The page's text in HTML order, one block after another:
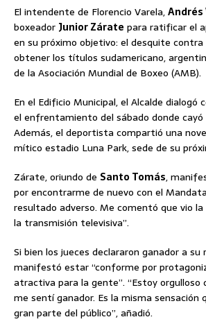
El intendente de Florencio Varela,
boxeador Junior Zárate para ratificar el
en su próximo objetivo: el desquite contra
obtener los títulos sudamericano,
de la Asociación Mundial de Boxeo (AMB).
En el Edificio Municipal, el Alcalde dialogó
el enfrentamiento del sábado donde
Además, el deportista compartió una
mítico estadio Luna Park, sede de su
Zárate, oriundo de Santo Tomás,
por encontrarme de nuevo con el
resultado adverso. Me comentó que vio
la transmisión televisiva”.
Si bien los jueces declararon ganador a
manifestó estar “conforme por
atractiva para la gente”. “Estoy orgulloso
me sentí ganador. Es la misma
gran parte del público”, añadió.